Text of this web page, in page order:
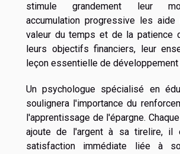
stimule grandement leur
accumulation progressive les aide
valeur du temps et de la patience
leurs objectifs financiers, leur
leçon essentielle de développement
Un psychologue spécialisé en
soulignera l'importance du
l'apprentissage de l'épargne.
ajoute de l'argent à sa tirelire, il
satisfaction immédiate liée à